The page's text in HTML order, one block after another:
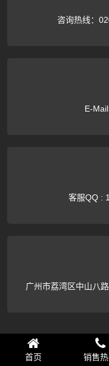
咨询热线：
E-
客服QQ :
广州市荔湾区中山八
网站建设 速成网站
联系我们 网站地图
首页 销售